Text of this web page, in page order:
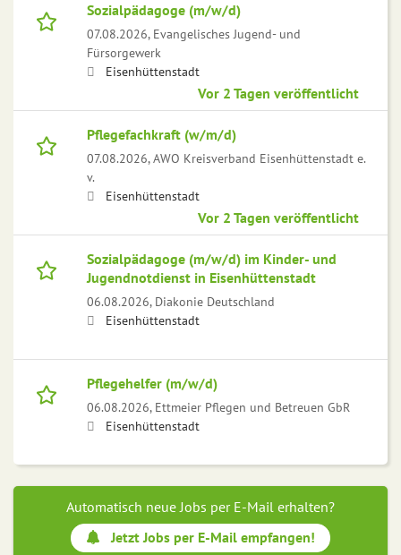
Sozialpädagoge (m/w/d)
07.08.2026, Evangelisches Jugend- und
Fürsorgewerk
Eisenhüttenstadt
Vor 2 Tagen veröffentlicht
Pflegefachkraft (w/m/d)
07.08.2026,AWO Kreisverband Eisenhüttenstadt e.
v.
Eisenhüttenstadt
Vor 2 Tagen veröffentlicht
Sozialpädagoge (m/w/d) im Kinder- und
Jugendnotdienst in Eisenhüttenstadt
06.08.2026, Diakonie Deutschland
Eisenhüttenstadt
Pflegehelfer (m/w/d)
06.08.2026, Ettmeier Pflegen und Betreuen GbR
Eisenhüttenstadt
Automatisch neue Jobs per E-Mail erhalten?
Jetzt Jobs per E-Mail empfangen!